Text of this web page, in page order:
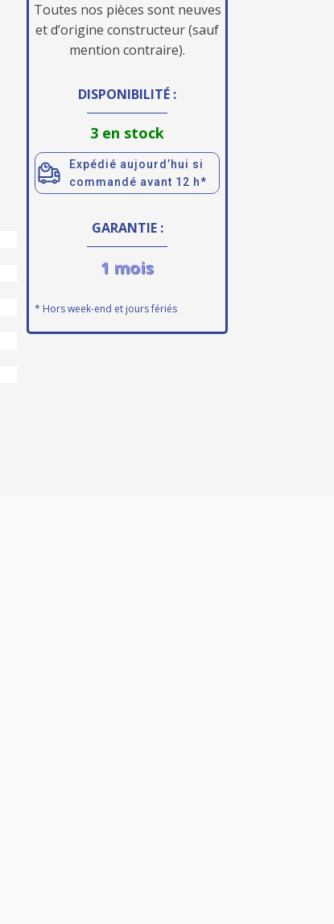
Toutes nos pièces sont neuves
et d’origine constructeur (sauf
mention contraire).
DISPONIBILITÉ :
3 en stock
Expédié aujourd’hui si
commandé avant 12 h*
GARANTIE :
1 mois
* Hors week-end et jours fériés